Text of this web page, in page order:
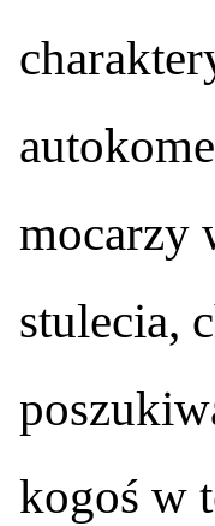
mocarzy
stulecia,
kogoś w